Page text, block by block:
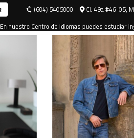
(604) 5405000
Cl. 49a #46-05,
En nuestro Centro de Idiomas puedes estudiar